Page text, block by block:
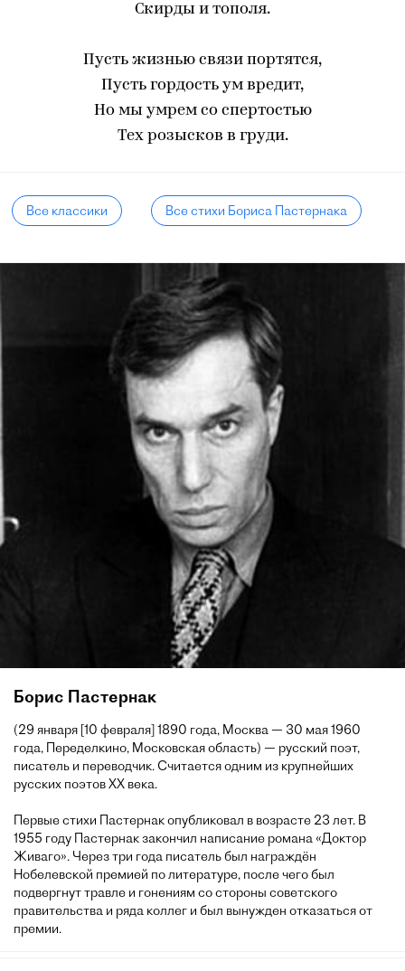
Скирды и тополя.
Пусть жизнью связи портятся,
Пусть гордость ум вредит,
Но мы умрем со спертостью
Тех розысков в груди.
Все классики Все стихи Бориса Пастернака
Борис Пастернак
(29 января [10 февраля] 1890 года, Москва — 30 мая 1960
года, Переделкино, Московская область) — русский поэт,
писатель и переводчик. Считается одним из крупнейших
русских поэтов XX века.
Первые стихи Пастернак опубликовал в возрасте 23 лет. В
1955 году Пастернак закончил написание романа «Доктор
Живаго». Через три года писатель был награждён
Нобелевской премией по литературе, после чего был
подвергнут травле и гонениям со стороны советского
правительства и ряда коллег и был вынужден отказаться от
премии.